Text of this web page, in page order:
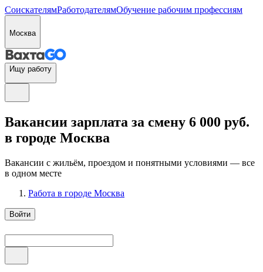
СоискателямРаботодателямОбучение рабочим профессиям
Москва
Ищу работу
Вакансии зарплата за смену 6 000 руб.
в городе Москва
Вакансии с жильём, проездом и понятными условиями — все
в одном месте
Работа в городе Москва
Войти